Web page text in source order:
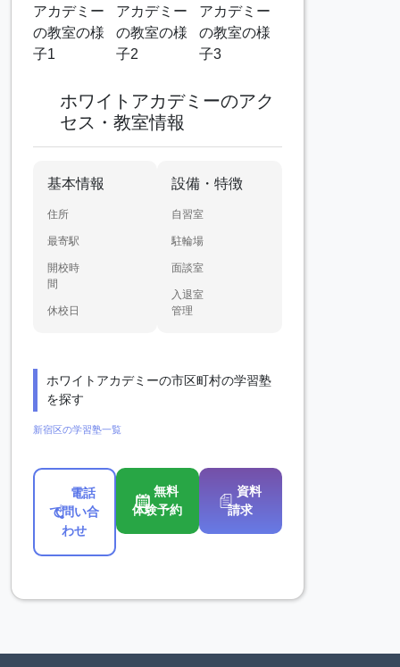
ホワイトアカデミーのアク
セス・教室情報
基本情報
住所
最寄駅
開校時
間
休校日
設備・特徴
自習室
駐輪場
面談室
入退室
管理
ホワイトアカデミーの市区町村の学習塾
を探す
新宿区の学習塾一覧
電話
で問い合
わせ
無料
体験予約
資料
請求